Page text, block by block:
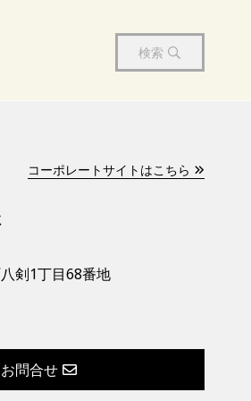
検索
コーポレートサイトはこちら
剣1丁目68番地
お問合せ